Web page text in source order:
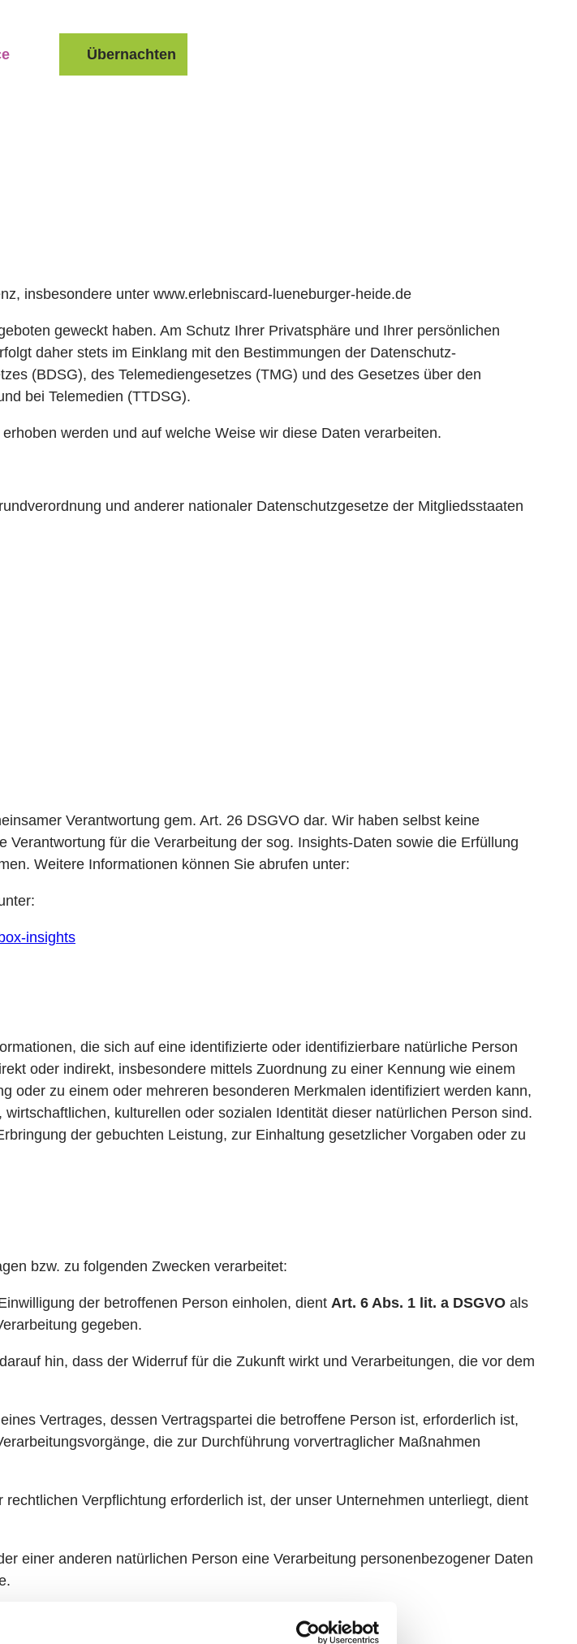
Übernachten
insbesondere unter www.erlebniscard-lueneburger-heide.de
geweckt haben. Am Schutz Ihrer Privatsphäre und Ihrer persönlichen
daher stets im Einklang mit den Bestimmungen der Datenschutz-
(BDSG), des Telemediengesetzes (TMG) und des Gesetzes über den
bei Telemedien (TTDSG).
werden und auf welche Weise wir diese Daten verarbeiten.
und anderer nationaler Datenschutzgesetze der Mitgliedsstaaten
Verantwortung gem. Art. 26 DSGVO dar. Wir haben selbst keine
für die Verarbeitung der sog. Insights-Daten sowie die Erfüllung
Weitere Informationen können Sie abrufen unter:
insights
die sich auf eine identifizierte oder identifizierbare natürliche Person
oder indirekt, insbesondere mittels Zuordnung zu einer Kennung wie einem
oder zu einem oder mehreren besonderen Merkmalen identifiziert werden kann,
kulturellen oder sozialen Identität dieser natürlichen Person sind.
der gebuchten Leistung, zur Einhaltung gesetzlicher Vorgaben oder zu
bzw. zu folgenden Zwecken verarbeitet:
der betroffenen Person einholen, dient Art. 6 Abs. 1 lit. a DSGVO als
gegeben.
hin, dass der Widerruf für die Zukunft wirkt und Verarbeitungen, die vor dem
Vertrages, dessen Vertragspartei die betroffene Person ist, erforderlich ist,
die zur Durchführung vorvertraglicher Maßnahmen
Verpflichtung erforderlich ist, der unser Unternehmen unterliegt, dient
einer anderen natürlichen Person eine Verarbeitung personenbezogener Daten
als Rechtsgrundlage.